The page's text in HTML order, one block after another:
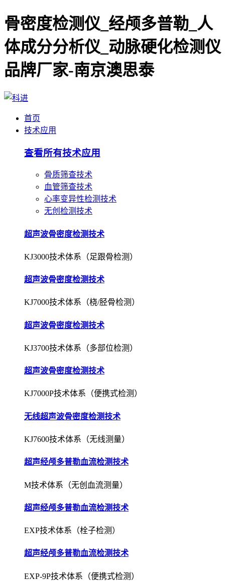
骨密度检测仪_经颅多普勒_人
体成分分析仪_动脉硬化检测仪
品牌厂家-南京澳思泰
首页
技术应用
查看所有技术应用
骨质筛查技术
血管筛查技术
心率变异性检测技术
无创检测技术
超声波骨密度检测技术
KJ3000技术体系（足跟骨检测）
超声波骨密度检测技术
KJ7000技术体系（桡/胫骨检测）
超声波骨密度检测技术
KJ3700技术体系（多部位检测）
超声波骨密度检测技术
KJ7000P技术体系（便携式检测）
无线超声波骨密度检测技术
KJ7600技术体系（无线测量）
超声经颅多普勒血流检测技术
M技术体系（无创血流测量）
超声经颅多普勒血流检测技术
EXP技术体系（栓子检测）
超声经颅多普勒血流检测技术
EXP-9P技术体系（便携式检测）